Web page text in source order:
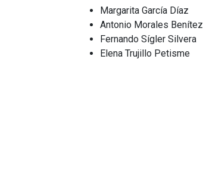
Margarita García Díaz
Antonio Morales Benítez
Fernando Sígler Silvera
Elena Trujillo Petisme